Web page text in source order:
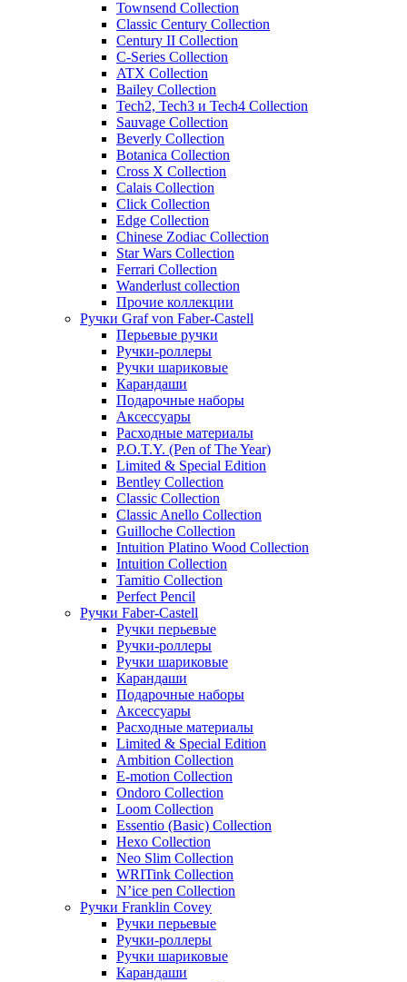
Townsend Collection
Classic Century Collection
Century II Collection
C-Series Collection
ATX Collection
Bailey Collection
Tech2, Tech3 и Tech4 Collection
Sauvage Collection
Beverly Collection
Botanica Collection
Cross X Collection
Calais Collection
Click Collection
Edge Collection
Chinese Zodiac Collection
Star Wars Collection
Ferrari Collection
Wanderlust collection
Прочие коллекции
Ручки Graf von Faber-Castell
Перьевые ручки
Ручки-роллеры
Ручки шариковые
Карандаши
Подарочные наборы
Аксессуары
Расходные материалы
P.O.T.Y. (Pen of The Year)
Limited & Special Edition
Bentley Collection
Classic Collection
Classic Anello Collection
Guilloche Collection
Intuition Platino Wood Collection
Intuition Collection
Tamitio Collection
Perfect Pencil
Ручки Faber-Castell
Ручки перьевые
Ручки-роллеры
Ручки шариковые
Карандаши
Подарочные наборы
Аксессуары
Расходные материалы
Limited & Special Edition
Ambition Collection
E-motion Collection
Ondoro Collection
Loom Collection
Essentio (Basic) Collection
Hexo Collection
Neo Slim Collection
WRITink Collection
N’ice pen Collection
Ручки Franklin Covey
Ручки перьевые
Ручки-роллеры
Ручки шариковые
Карандаши